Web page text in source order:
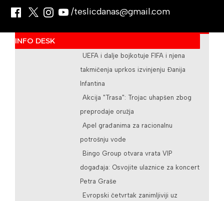
/teslicdanas@gmail.com
INFO DESK
UEFA i dalje bojkotuje FIFA i njena
takmičenja uprkos izvinjenju Đanija
Infantina
Akcija "Trasa": Trojac uhapšen zbog
preprodaje oružja
Apel građanima za racionalnu
potrošnju vode
Bingo Group otvara vrata VIP
događaja: Osvojite ulaznice za koncert
Petra Graše
Evropski četvrtak zanimljiviji uz